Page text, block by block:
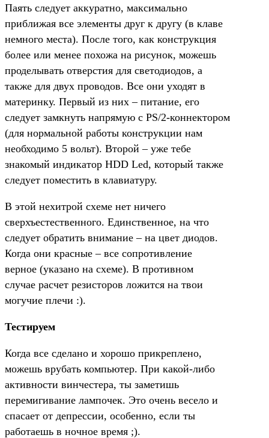
Паять следует аккуратно, максимально
приближая все элементы друг к другу (в клаве
немного места). После того, как конструкция
более или менее похожа на рисунок, можешь
проделывать отверстия для светодиодов, а
также для двух проводов. Все они уходят в
материнку. Первый из них – питание, его
следует замкнуть напрямую с PS/2-коннектором
(для нормальной работы конструкции нам
необходимо 5 вольт). Второй – уже тебе
знакомый индикатор HDD Led, который также
следует поместить в клавиатуру.
В этой нехитрой схеме нет ничего
сверхъестественного. Единственное, на что
следует обратить внимание – на цвет диодов.
Когда они красные – все сопротивление
верное (указано на схеме). В противном
случае расчет резисторов ложится на твои
могучие плечи :).
Тестируем
Когда все сделано и хорошо прикреплено,
можешь врубать компьютер. При какой-либо
активности винчестера, ты заметишь
перемигивание лампочек. Это очень весело и
спасает от депрессии, особенно, если ты
работаешь в ночное время ;).